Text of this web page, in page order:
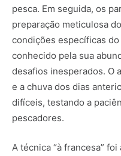
pesca. Em seguida, os
preparação meticulosa
condições específicas
conhecido pela sua
desafios inesperados. O
e a chuva dos dias
difíceis, testando a
pescadores.
A técnica “à francesa”